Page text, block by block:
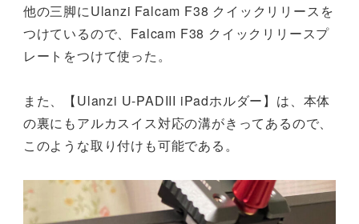
他の三脚にUlanzi Falcam F38 クイックリリースを
つけているので、Falcam F38 クイックリリースプ
レートをつけて使った。
また、【Ulanzi U-PADIII iPadホルダー】は、本体
の裏にもアルカスイス対応の溝がきってあるので、
このような取り付けも可能である。